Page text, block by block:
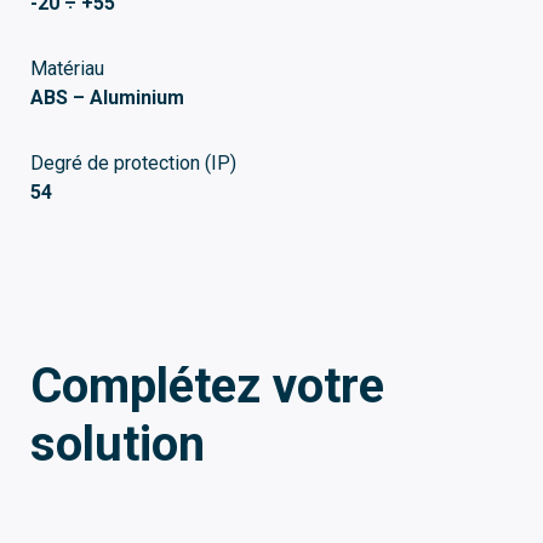
Matériau
ABS – Aluminium
Degré de protection (IP)
54
Complétez votre
solution